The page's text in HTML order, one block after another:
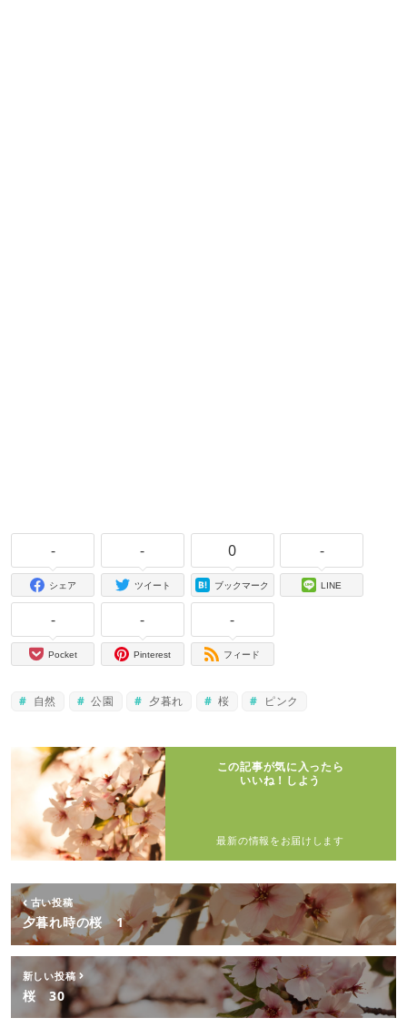
-
シェア
-
ツイート
0
ブックマーク
-
LINE
-
Pocket
-
Pinterest
-
フィード
自然 公園 夕暮れ 桜 ピンク
この記事が気に入ったら
いいね！しよう
最新の情報をお届けします
古い投稿
夕暮れ時の桜 1
新しい投稿
桜 30